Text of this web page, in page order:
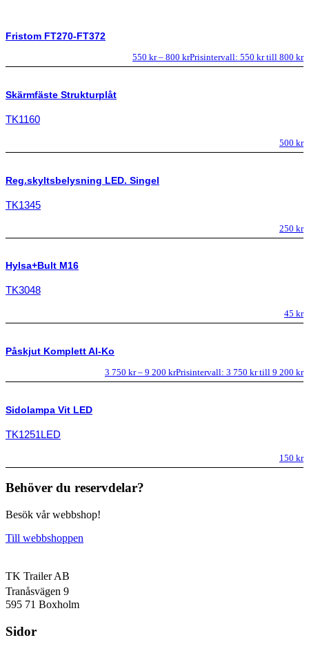
Fristom FT270-FT372
550 kr – 800 krPrisintervall: 550 kr till 800 kr
Skärmfäste Strukturplåt
TK1160
500 kr
Reg.skyltsbelysning LED. Singel
TK1345
250 kr
Hylsa+Bult M16
TK3048
45 kr
Påskjut Komplett Al-Ko
3 750 kr – 9 200 krPrisintervall: 3 750 kr till 9 200 kr
Sidolampa Vit LED
TK1251LED
150 kr
Behöver du reservdelar?
Besök vår webbshop!
Till webbshoppen
TK Trailer AB
Tranåsvägen 9
595 71 Boxholm
Sidor